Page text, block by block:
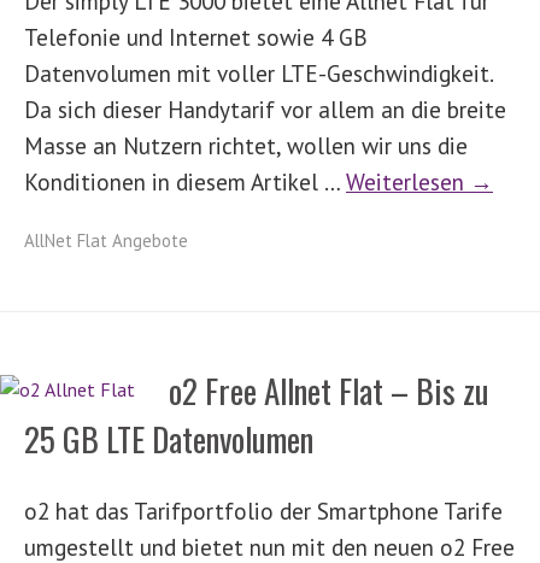
Telefonie und Internet sowie 4 GB
Datenvolumen mit voller LTE-Geschwindigkeit.
Da sich dieser Handytarif vor allem an die breite
Masse an Nutzern richtet, wollen wir uns die
Konditionen in diesem Artikel … Weiterlesen →
AllNet Flat Angebote
o2 Free Allnet Flat – Bis zu
25 GB LTE Datenvolumen
o2 hat das Tarifportfolio der Smartphone Tarife
umgestellt und bietet nun mit den neuen o2 Free